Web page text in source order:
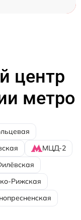
центр
метро
МЦД-2
Рижская